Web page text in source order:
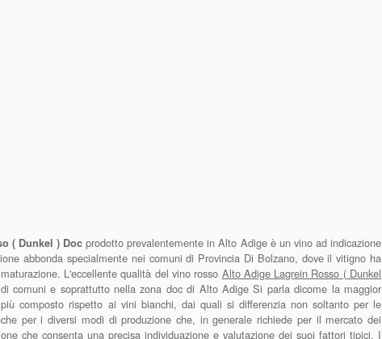
( Dunkel ) Doc prodotto prevalentemente in Alto Adige è un vino ad indicazione
abbonda specialmente nei comuni di Provincia Di Bolzano, dove il vitigno ha
L'eccellente qualità del vino rosso Alto Adige Lagrein Rosso ( Dunkel
comuni e soprattutto nella zona doc di Alto Adige Si parla dicome la maggior
composto rispetto ai vini bianchi, dai quali si differenzia non soltanto per le
per i diversi modi di produzione che, in generale richiede per il mercato dei
che consenta una precisa individuazione e valutazione dei suoi fattori tipici. I